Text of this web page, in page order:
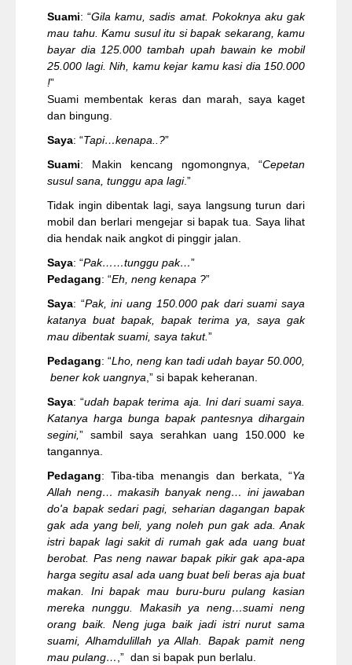
Suami: “Gila kamu, sadis amat. Pokoknya aku gak
mau tahu. Kamu susul itu si bapak sekarang, kamu
bayar dia 125.000 tambah upah bawain ke mobil
25.000 lagi. Nih, kamu kejar kamu kasi dia 150.000
!”
Suami membentak keras dan marah, saya kaget
dan bingung.
Saya: “Tapi…kenapa..?”
Suami: Makin kencang ngomongnya, “Cepetan
susul sana, tunggu apa lagi.”
Tidak ingin dibentak lagi, saya langsung turun dari
mobil dan berlari mengejar si bapak tua. Saya lihat
dia hendak naik angkot di pinggir jalan.
Saya: “Pak……tunggu pak…”
Pedagang: “Eh, neng kenapa ?”
Saya: “Pak, ini uang 150.000 pak dari suami saya
katanya buat bapak, bapak terima ya, saya gak
mau dibentak suami, saya takut.”
Pedagang: “Lho, neng kan tadi udah bayar 50.000,
bener kok uangnya,” si bapak keheranan.
Saya: “udah bapak terima aja. Ini dari suami saya.
Katanya harga bunga bapak pantesnya dihargain
segini,” sambil saya serahkan uang 150.000 ke
tangannya.
Pedagang: Tiba-tiba menangis dan berkata, “Ya
Allah neng… makasih banyak neng… ini jawaban
do'a bapak sedari pagi, seharian dagangan bapak
gak ada yang beli, yang noleh pun gak ada. Anak
istri bapak lagi sakit di rumah gak ada uang buat
berobat. Pas neng nawar bapak pikir gak apa-apa
harga segitu asal ada uang buat beli beras aja buat
makan. Ini bapak mau buru-buru pulang kasian
mereka nunggu. Makasih ya neng…suami neng
orang baik. Neng juga baik jadi istri nurut sama
suami, Alhamdulillah ya Allah. Bapak pamit neng
mau pulang…,” dan si bapak pun berlalu.